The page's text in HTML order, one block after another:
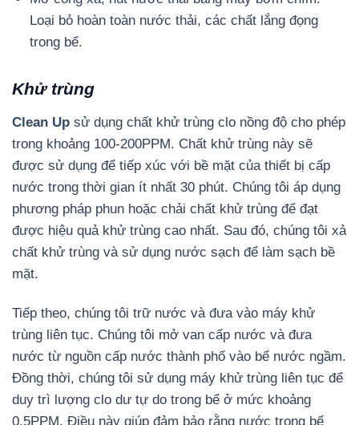
Loại bỏ hoàn toàn nước thải, các chất lắng đọng
trong bể.
Khử trùng
Clean Up sử dụng chất khử trùng clo nồng độ cho phép
trong khoảng 100-200PPM. Chất khử trùng này sẽ
được sử dụng để tiếp xúc với bề mặt của thiết bị cấp
nước trong thời gian ít nhất 30 phút. Chúng tôi áp dụng
phương pháp phun hoặc chải chất khử trùng để đạt
được hiệu quả khử trùng cao nhất. Sau đó, chúng tôi xả
chất khử trùng và sử dụng nước sạch để làm sạch bề
mặt.
Tiếp theo, chúng tôi trữ nước và đưa vào máy khử
trùng liên tục. Chúng tôi mở van cấp nước và đưa
nước từ nguồn cấp nước thành phố vào bể nước ngầm.
Đồng thời, chúng tôi sử dụng máy khử trùng liên tục để
duy trì lượng clo dư tự do trong bể ở mức khoảng
0,5PPM. Điều này giúp đảm bảo rằng nước trong bể